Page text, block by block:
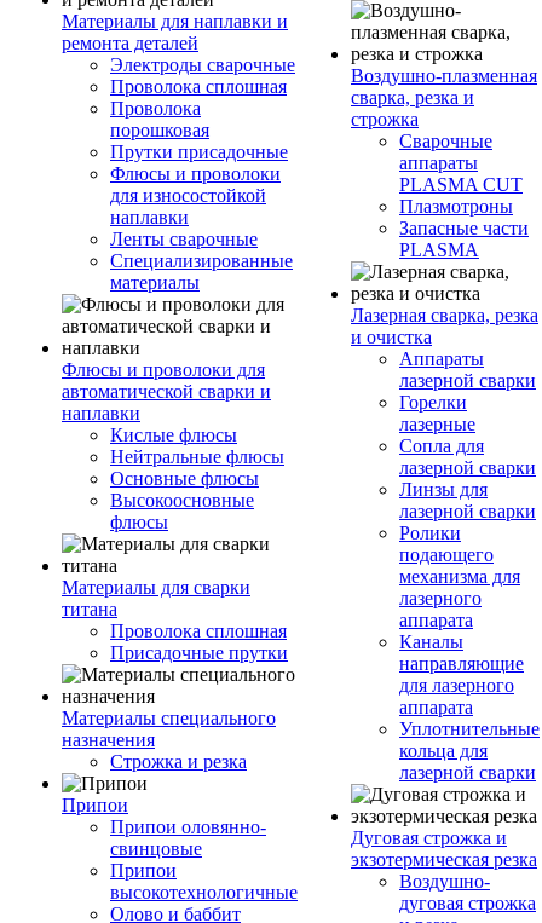
Материалы для наплавки и
ремонта деталей
Электроды сварочные
Проволока сплошная
Проволока
порошковая
Прутки присадочные
Флюсы и проволоки
для износостойкой
наплавки
Ленты сварочные
Специализированные
материалы
Флюсы и проволоки для
автоматической сварки и
наплавки
Кислые флюсы
Нейтральные флюсы
Основные флюсы
Высокоосновные
флюсы
Материалы для сварки
титана
Проволока сплошная
Присадочные прутки
Материалы специального
назначения
Строжка и резка
Припои
Припои оловянно-
свинцовые
Припои
высокотехнологичные
Олово и баббит
Воздушно-плазменная
сварка, резка и
строжка
Сварочные
аппараты
PLASMA CUT
Плазмотроны
Запасные части
PLASMA
Лазерная сварка, резка
и очистка
Аппараты
лазерной сварки
Горелки
лазерные
Сопла для
лазерной сварки
Линзы для
лазерной сварки
Ролики
подающего
механизма для
лазерного
аппарата
Каналы
направляющие
для лазерного
аппарата
Уплотнительные
кольца для
лазерной сварки
Дуговая строжка и
экзотермическая резка
Воздушно-
дуговая строжка